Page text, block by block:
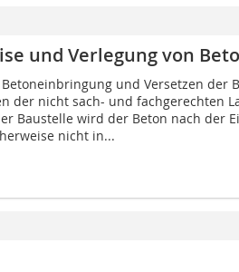
und Verlegung von
Betoneinbringung und Versetzen der
der nicht sach- und fachgerechten
Baustelle wird der Beton nach der
nicht in...